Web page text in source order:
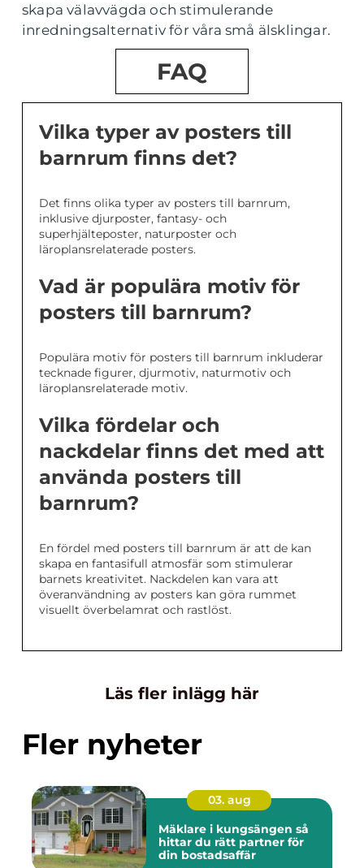
skapa välavvägda och stimulerande
inredningsalternativ för våra små älsklingar.
FAQ
Vilka typer av posters till
barnrum finns det?
Det finns olika typer av posters till barnrum,
inklusive djurposter, fantasy- och
superhjälteposter, naturposter och
läroplansrelaterade posters.
Vad är populära motiv för
posters till barnrum?
Populära motiv för posters till barnrum inkluderar
tecknade figurer, djurmotiv, naturmotiv och
läroplansrelaterade motiv.
Vilka fördelar och
nackdelar finns det med att
använda posters till
barnrum?
En fördel med posters till barnrum är att de kan
skapa en fantasifull atmosfär som stimulerar
barnets kreativitet. Nackdelen kan vara att
överanvändning av posters kan göra rummet
visuellt överbelamrat och rastlöst.
Läs fler inlägg här
Fler nyheter
03. aug
Mäklare i kungsängen så
hittar du rätt partner för
din bostadsaffär